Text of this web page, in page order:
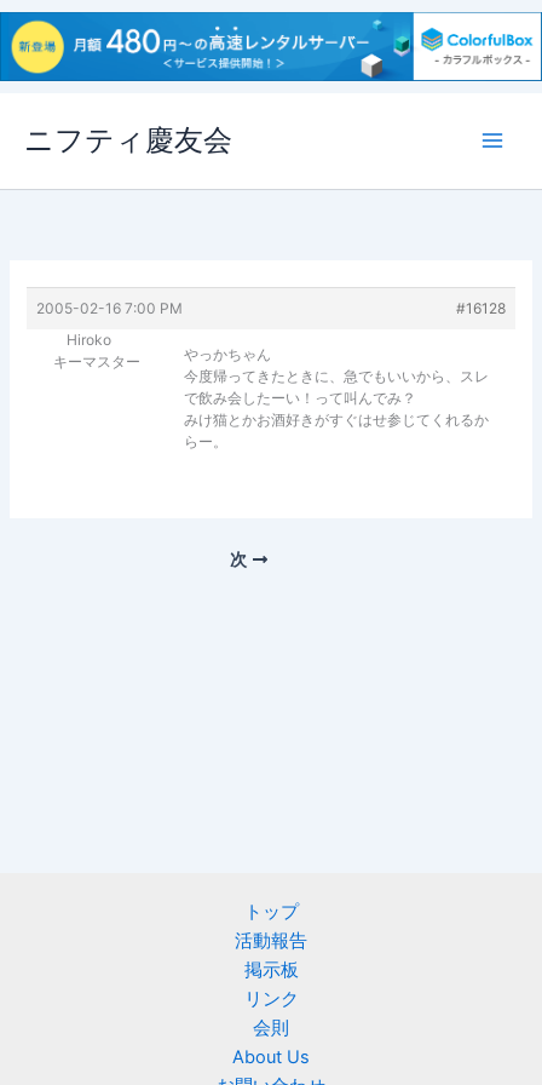
ス
ニフティ慶友会
2005-02-16 7:00 PM
#16128
Hiroko
キーマスター
やっかちゃん
今度帰ってきたときに、急でもいいから、スレ
で飲み会したーい！って叫んでみ？
みけ猫とかお酒好きがすぐはせ参じてくれるか
らー。
次
トップ
活動報告
掲示板
リンク
会則
About Us